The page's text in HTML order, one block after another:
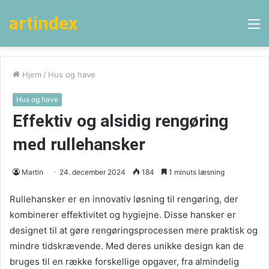
artindex
Hjem / Hus og have
Hus og have
Effektiv og alsidig rengøring
med rullehansker
Martin 24. december 2024 184 1 minuts læsning
Rullehansker er en innovativ løsning til rengøring, der
kombinerer effektivitet og hygiejne. Disse hansker er
designet til at gøre rengøringsprocessen mere praktisk og
mindre tidskrævende. Med deres unikke design kan de
bruges til en række forskellige opgaver, fra almindelig